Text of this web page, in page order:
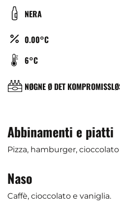
BIÈRE
COULEUR
NERA
ALCOOL
0.00°C
TEMPÉRATURE
SERVICE
(°C)
6°C
BRASSERIE
NØGNE Ø DET
Abbinamenti e piatti
Pizza, hamburger,
Naso
Caffè, cioccolato e vaniglia.